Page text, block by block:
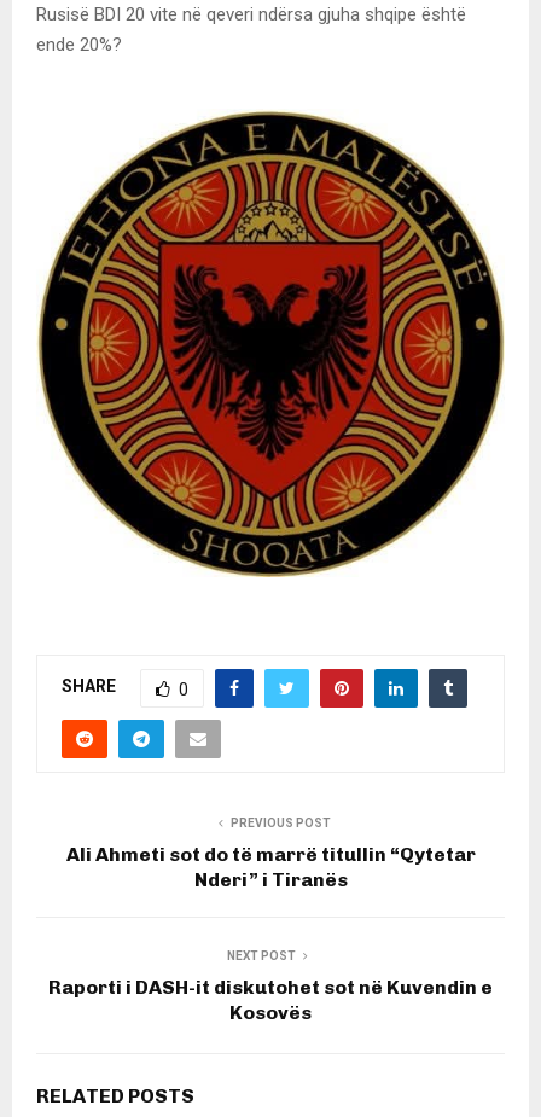
Rusisë BDI 20 vite në qeveri ndërsa gjuha shqipe është
ende 20%?
SHARE 0
PREVIOUS POST
Ali Ahmeti sot do të marrë titullin “Qytetar
Nderi” i Tiranës
NEXT POST
Raporti i DASH-it diskutohet sot në Kuvendin e
Kosovës
RELATED POSTS